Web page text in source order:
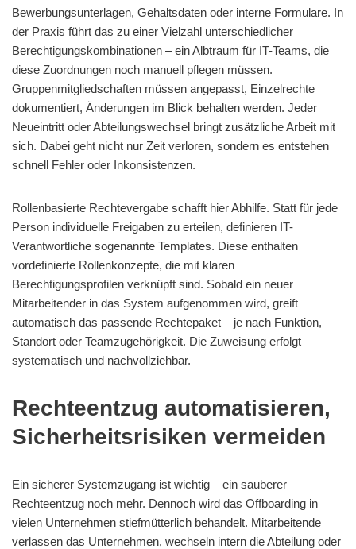
Bewerbungsunterlagen, Gehaltsdaten oder interne Formulare. In
der Praxis führt das zu einer Vielzahl unterschiedlicher
Berechtigungskombinationen – ein Albtraum für IT-Teams, die
diese Zuordnungen noch manuell pflegen müssen.
Gruppenmitgliedschaften müssen angepasst, Einzelrechte
dokumentiert, Änderungen im Blick behalten werden. Jeder
Neueintritt oder Abteilungswechsel bringt zusätzliche Arbeit mit
sich. Dabei geht nicht nur Zeit verloren, sondern es entstehen
schnell Fehler oder Inkonsistenzen.
Rollenbasierte Rechtevergabe schafft hier Abhilfe. Statt für jede
Person individuelle Freigaben zu erteilen, definieren IT-
Verantwortliche sogenannte Templates. Diese enthalten
vordefinierte Rollenkonzepte, die mit klaren
Berechtigungsprofilen verknüpft sind. Sobald ein neuer
Mitarbeitender in das System aufgenommen wird, greift
automatisch das passende Rechtepaket – je nach Funktion,
Standort oder Teamzugehörigkeit. Die Zuweisung erfolgt
systematisch und nachvollziehbar.
Rechteentzug automatisieren,
Sicherheitsrisiken vermeiden
Ein sicherer Systemzugang ist wichtig – ein sauberer
Rechteentzug noch mehr. Dennoch wird das Offboarding in
vielen Unternehmen stiefmütterlich behandelt. Mitarbeitende
verlassen das Unternehmen, wechseln intern die Abteilung oder